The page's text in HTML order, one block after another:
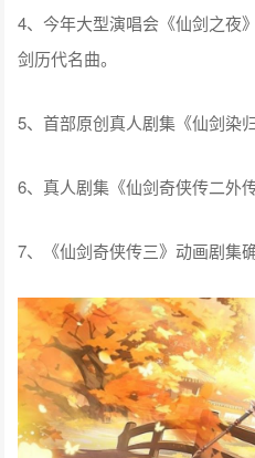
4、今年大型演唱会《仙剑之夜
剑历代名曲。
5、首部原创真人剧集《仙剑染
6、真人剧集《仙剑奇侠传二外
7、《仙剑奇侠传三》动画剧集